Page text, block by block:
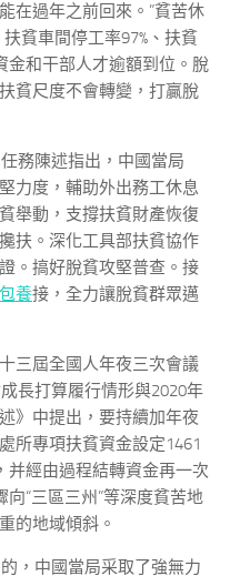
在過年之前回來。”貧苦休
貧車間停工率97%、扶貧
金和干部人才逾額到位。脫
貧尺度不會轉變，打贏脫
務陳述指出，中國當局
力度，輔助外出務工休息
舉動，支撐扶貧財產恢復
扶。深化工具部扶貧協作
。搞好脫貧攻堅普查。接
養接，全力讓脫貧群眾邁
三屆全國人年夜三次會議
長打算履行情形與2020年
》中提出，要持續加年夜
所專項扶貧資金設定1461
并經由過程結轉資金再一次
向“三區三州”等深度貧苦地
的地域傾斜。
，中國當局采取了強無力